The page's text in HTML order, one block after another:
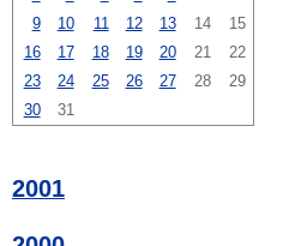
9
10 11 12 13 14
15
16
17 18 19 20 21
22
23
24 25 26 27 28
29
30
31
2001